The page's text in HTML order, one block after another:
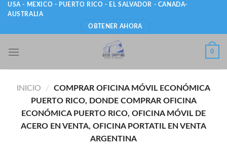
SkipUSA - MEXICO - PUERTO RICO - EL SALVADOR - CANADA-
AUSTRALIA
OBTENER AHORA
0
INICIO /
COMPRAR OFICINA MÓVIL ECONÓMICA
PUERTO RICO, DONDE COMPRAR OFICINA
ECONÓMICA PUERTO RICO, OFICINA MÓVIL DE
ACERO EN VENTA, OFICINA PORTATIL EN VENTA
ARGENTINA